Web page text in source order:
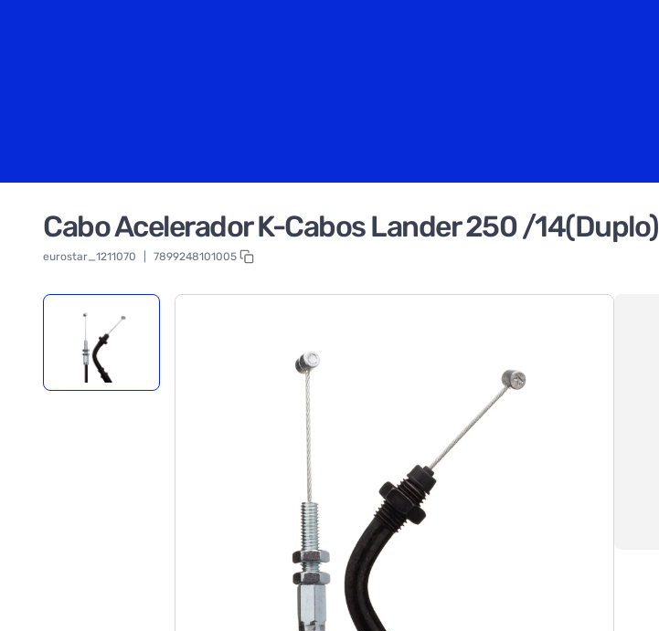
Cabo Acelerador K-Cabos Lander 250 /14(Duplo)
eurostar_1211070 7899248101005